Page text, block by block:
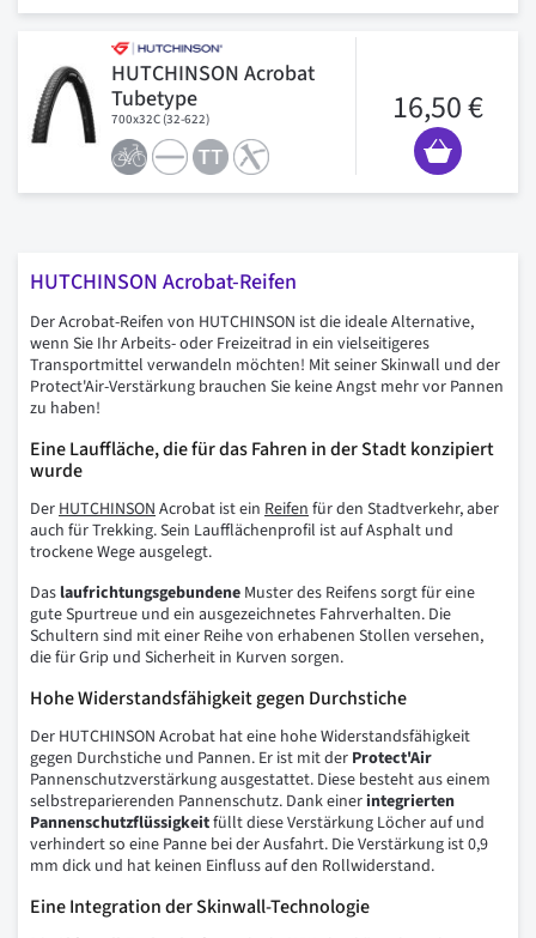
HUTCHINSON Acrobat
Tubetype
700x32C (32-622) 16,50 €
HUTCHINSON Acrobat-Reifen
Der Acrobat-Reifen von HUTCHINSON ist die ideale Alternative,
wenn Sie Ihr Arbeits- oder Freizeitrad in ein vielseitigeres
Transportmittel verwandeln möchten! Mit seiner Skinwall und der
Protect'Air-Verstärkung brauchen Sie keine Angst mehr vor Pannen
zu haben!
Eine Lauffläche, die für das Fahren in der Stadt konzipiert
wurde
DerHUTCHINSONAcrobat ist ein Reifenfür den Stadtverkehr, aber
auch für Trekking. Sein Laufflächenprofil ist auf Asphalt und
trockene Wege ausgelegt.
Das laufrichtungsgebundene Muster des Reifens sorgt für eine
gute Spurtreue und ein ausgezeichnetes Fahrverhalten. Die
Schultern sind mit einer Reihe von erhabenen Stollen versehen,
die für Grip und Sicherheit in Kurven sorgen.
Hohe Widerstandsfähigkeit gegen Durchstiche
Der HUTCHINSON Acrobat hat eine hohe Widerstandsfähigkeit
gegen Durchstiche und Pannen. Er ist mit der Protect'Air
Pannenschutzverstärkung ausgestattet. Diese besteht aus einem
selbstreparierenden Pannenschutz. Dank einer integrierten
Pannenschutzflüssigkeitfüllt diese Verstärkung Löcher auf und
verhindert so eine Panne bei der Ausfahrt. Die Verstärkung ist 0,9
mm dick und hat keinen Einfluss auf den Rollwiderstand.
Eine Integration der Skinwall-Technologie